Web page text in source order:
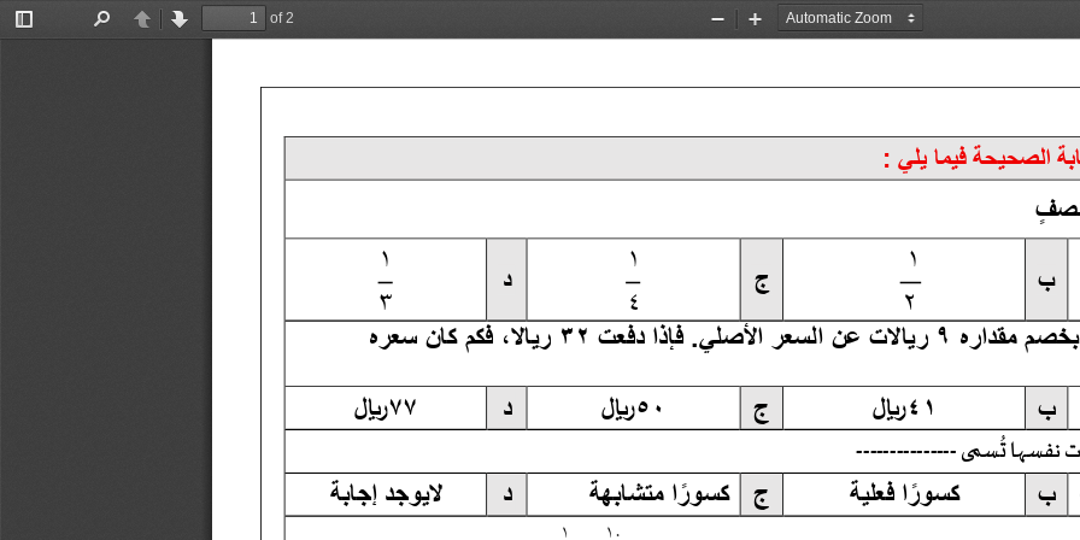
Toggle
PreviousNext
of 2
Zoom
Zoom
ف
ب
١
٢
ج
١
٤
د
١
٣
بخصم مقداره ٩ ريالات عن السعر الأصلي .فإذا دفعت ٣٢ ريالا، فكم كان سعره
ب ٤١ ﷼ ج ٥٠ ﷼ د ٧٧ ﷼
نفسها ى
م ست
---------------
ب اروس
ك فعلية ج اروس
ك متشابهة د
لايوجد إجابة
١٠
١